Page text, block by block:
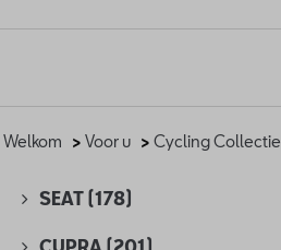
Welkom > Voor u > Cycling Collectie
SEAT (178)